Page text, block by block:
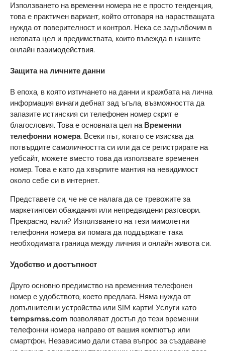
Използването на временни номера не е просто тенденция,
това е практичен вариант, който отговаря на нарастващата
нужда от поверителност и контрол. Нека се задълбочим в
неговата цел и предимствата, които въвежда в нашите
онлайн взаимодействия.
Защита на личните данни
В епоха, в която изтичането на данни и кражбата на лична
информация винаги дебнат зад ъгъла, възможността да
запазите истинския си телефонен номер скрит е
благословия. Това е основната цел на Временни
телефонни номера. Всеки път, когато се изисква да
потвърдите самоличността си или да се регистрирате на
уебсайт, можете вместо това да използвате временен
номер. Това е като да хвърлите мантия на невидимост
около себе си в интернет.
Представете си, че не се налага да се тревожите за
маркетингови обаждания или непредвидени разговори.
Прекрасно, нали? Използването на тези мимолетни
телефонни номера ви помага да поддържате така
необходимата граница между личния и онлайн живота си.
Удобство и достъпност
Друго основно предимство на временния телефонен
номер е удобството, което предлага. Няма нужда от
допълнителни устройства или SIM карти! Услуги като
tempsmss.com позволяват достъп до тези временни
телефонни номера направо от вашия компютър или
смартфон. Независимо дали става въпрос за създаване